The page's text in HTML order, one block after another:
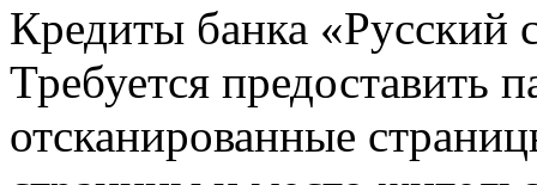
Кредиты банка «Русский
Требуется предоставить
отсканированные